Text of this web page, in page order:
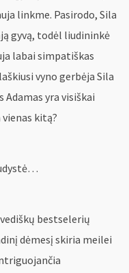
linkme. Pasirodo, Sila
gyvą, todėl liudininkė
labai simpatiškas
vyno gerbėja Sila
yra visiškai
kitą?
bestselerių
dėmesį skiria meilei